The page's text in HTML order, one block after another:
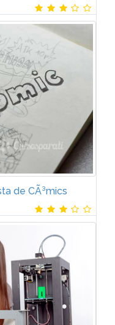
a la
sistema
de CÃ³mics
y Guionista
formaciÃ³n artÃ­stica
sobre el